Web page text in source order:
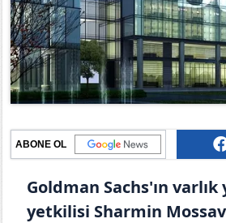
ABONE OL
Goldman Sachs'ın
yetkilisi Sharmin